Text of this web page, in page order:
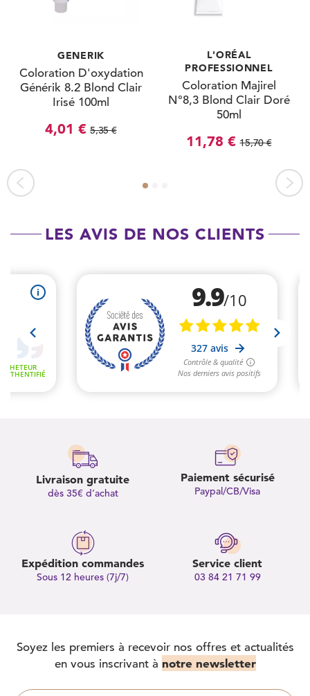
GENERIK
Coloration D'oxydation
Générik 8.2 Blond Clair
Irisé 100ml
4,01 € 5,35 €
L'ORÉAL
PROFESSIONNEL
Coloration Majirel
N°8,3 Blond Clair Doré
50ml
11,78 € 15,70 €
LES AVIS DE NOS CLIENTS
Livraison gratuite
dès 35€ d’achat
Paiement sécurisé
Paypal/CB/Visa
Expédition commandes
Sous 12 heures (7j/7)
Service client
03 84 21 71 99
Soyez les premiers à recevoir nos offres et actualités
en vous inscrivant à notre newsletter